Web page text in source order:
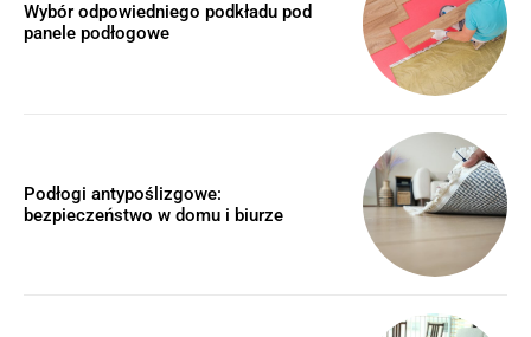
Wybór odpowiedniego podkładu pod
panele podłogowe
Podłogi antypoślizgowe:
bezpieczeństwo w domu i biurze